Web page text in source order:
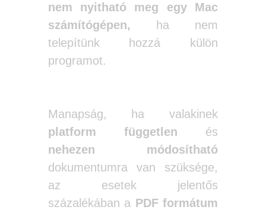
nem nyitható meg egy Mac
számítógépen, ha nem
telepítünk hozzá külön
programot.
Manapság, ha valakinek
platform független és
nehezen módosítható
dokumentumra van szüksége,
az esetek jelentős
százalékában a PDF formátum